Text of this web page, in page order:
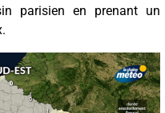
parisien en prenant un